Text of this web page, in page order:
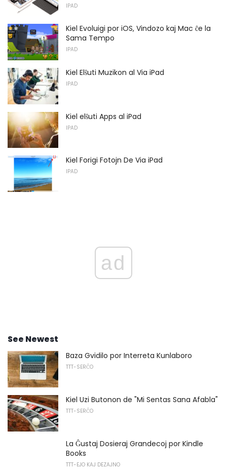
IPAD
Kiel Evoluigi por iOS, Vindozo kaj Mac ĉe la
Sama Tempo
IPAD
Kiel Elŝuti Muzikon al Via iPad
IPAD
Kiel elŝuti Apps al iPad
IPAD
Kiel Forigi Fotojn De Via iPad
IPAD
ad
See Newest
Baza Gvidilo por Interreta Kunlaboro
TTT-SERĈO
Kiel Uzi Butonon de "Mi Sentas Sana Afabla"
TTT-SERĈO
La Ĝustaj Dosieraj Grandecoj por Kindle
Books
TTT-EJO KAJ DEZAJNO